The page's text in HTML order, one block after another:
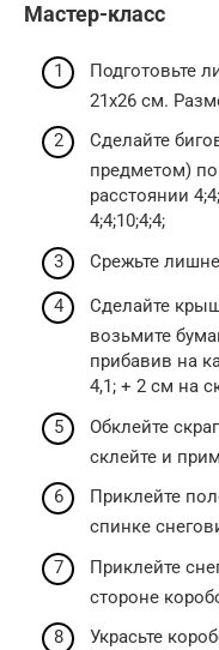
Мастер-класс
Подготовьте
21х26 см.
Сделайте
предметом)
расстоянии
4;4;10;4;4;
Срежьте
Сделайте
возьмите
прибавив на
4,1; + 2 см на
Обклейте
склейте и
Приклейте
спинке
Приклейте
стороне
Украсьте